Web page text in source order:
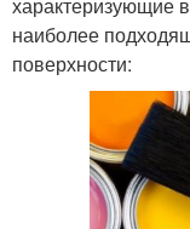
наиболее
поверхности: